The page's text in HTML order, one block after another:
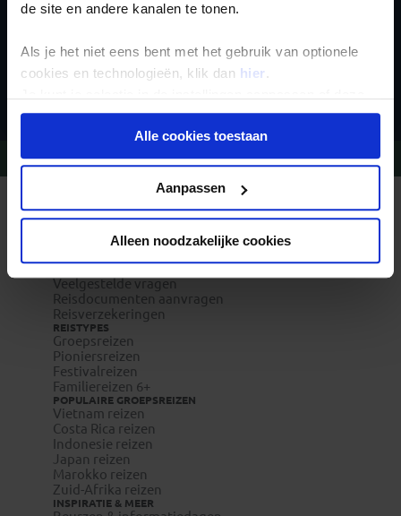
de site en andere kanalen te tonen.
Als je het niet eens bent met het gebruik van optionele
cookies en technologieën, klik dan hier .
onder aan de pagina op elk gewenst moment voor de
toekomst wijzigen.Alle cookies toestaan
Aanpassen
Alleen noodzakelijke cookies
Inschrijven
Vragen?Bel 09-234 13 11
REIZEN MET KONING AAP
Waarom Koning Aap?
Bestemmingen
Vacatures
Veelgestelde vragen
Reisdocumenten aanvragen
Reisverzekeringen
REISTYPES
Groepsreizen
Pioniersreizen
Festivalreizen
Familiereizen 6+
POPULAIRE GROEPSREIZEN
Vietnam reizen
Costa Rica reizen
Indonesie reizen
Japan reizen
Marokko reizen
Zuid-Afrika reizen
INSPIRATIE & MEER